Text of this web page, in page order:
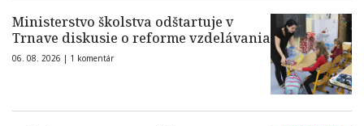
Ministerstvo školstva odštartuje v
Trnave diskusie o reforme vzdelávania
06. 08. 2026 | 1 komentár